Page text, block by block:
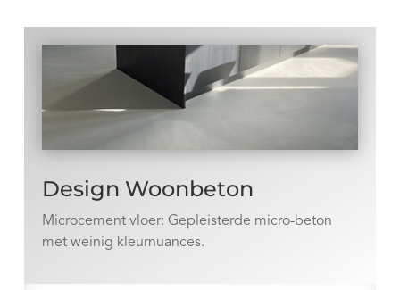
Design Woonbeton
Microcement vloer: Gepleisterde micro-beton
met weinig kleurnuances.